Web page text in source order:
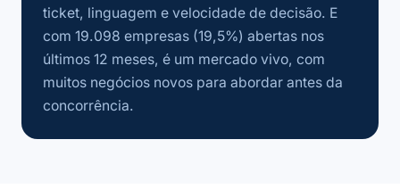
ticket, linguagem e velocidade de decisão. E
com 19.098 empresas (19,5%) abertas nos
últimos 12 meses, é um mercado vivo, com
muitos negócios novos para abordar antes da
concorrência.